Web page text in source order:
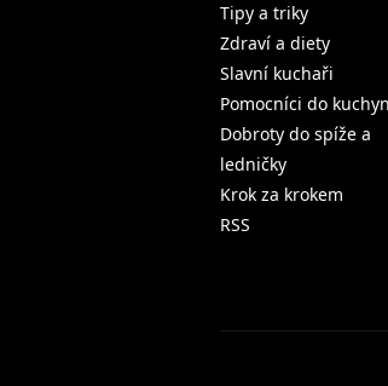
Tipy a triky
Zdraví a diety
Slavní kuchaři
Pomocníci do
Dobroty do spíže a
ledničky
Krok za krokem
RSS